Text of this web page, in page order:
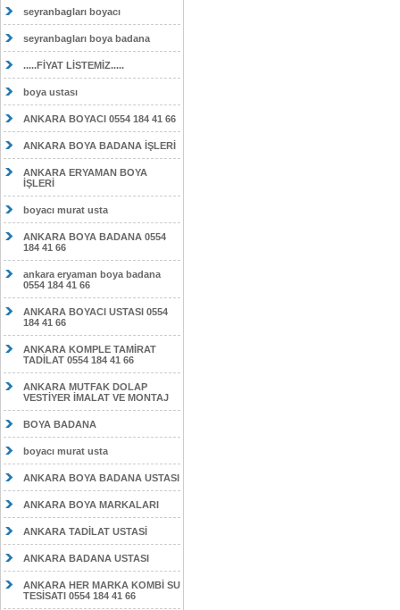
seyranbagları boyacı
seyranbagları boya badana
.....FİYAT LİSTEMİZ.....
boya ustası
ANKARA BOYACI 0554 184 41 66
ANKARA BOYA BADANA İŞLERİ
ANKARA ERYAMAN BOYA
İŞLERİ
boyacı murat usta
ANKARA BOYA BADANA 0554
184 41 66
ankara eryaman boya badana
0554 184 41 66
ANKARA BOYACI USTASI 0554
184 41 66
ANKARA KOMPLE TAMİRAT
TADİLAT 0554 184 41 66
ANKARA MUTFAK DOLAP
VESTİYER İMALAT VE MONTAJ
BOYA BADANA
boyacı murat usta
ANKARA BOYA BADANA USTASI
ANKARA BOYA MARKALARI
ANKARA TADİLAT USTASİ
ANKARA BADANA USTASI
ANKARA HER MARKA KOMBİ SU
TESİSATI 0554 184 41 66